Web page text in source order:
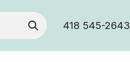
418 545-2643